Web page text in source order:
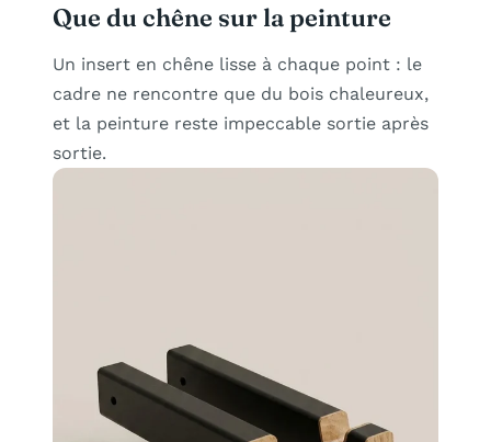
Que du chêne sur la peinture
Un insert en chêne lisse à chaque point : le
cadre ne rencontre que du bois chaleureux,
et la peinture reste impeccable sortie après
sortie.